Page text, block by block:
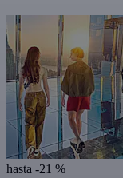
hasta -21 %